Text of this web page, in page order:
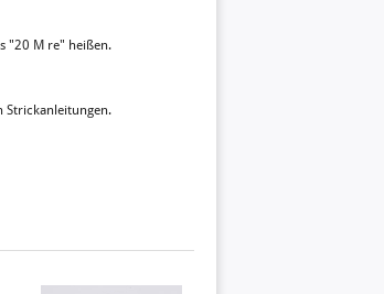
"20 M re" heißen.
Strickanleitungen.